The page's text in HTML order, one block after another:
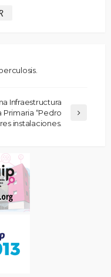
Infraestructura
Primaria “Pedro
instalaciones.